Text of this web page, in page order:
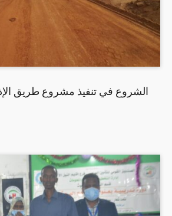
الشروع في تنفيذ مشروع طريق